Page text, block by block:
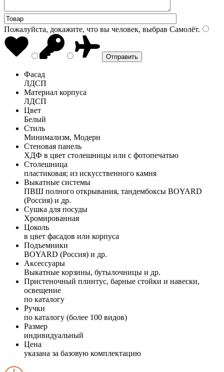
Пожалуйста, докажите, что вы человек, выбрав Самолёт.
Фасад
ЛДСП
Материал корпуса
ЛДСП
Цвет
Белый
Стиль
Минимализм, Модерн
Стеновая панель
ХДФ в цвет столешницы или с фотопечатью
Столешница
пластиковая; из искусственного камня
Выкатные системы
ПВШ полного открывания, тандембоксы BOYARD
(Россия) и др.
Сушка для посуды
Хромированная
Цоколь
в цвет фасадов или корпуса
Подъемники
BOYARD (Россия) и др.
Аксессуары
Выкатные корзины, бутылочницы и др.
Пристеночный плинтус, барные стойки и навески,
освещение
по каталогу
Ручки
по каталогу (более 100 видов)
Размер
индивидуальный
Цена
указана за базовую комплектацию